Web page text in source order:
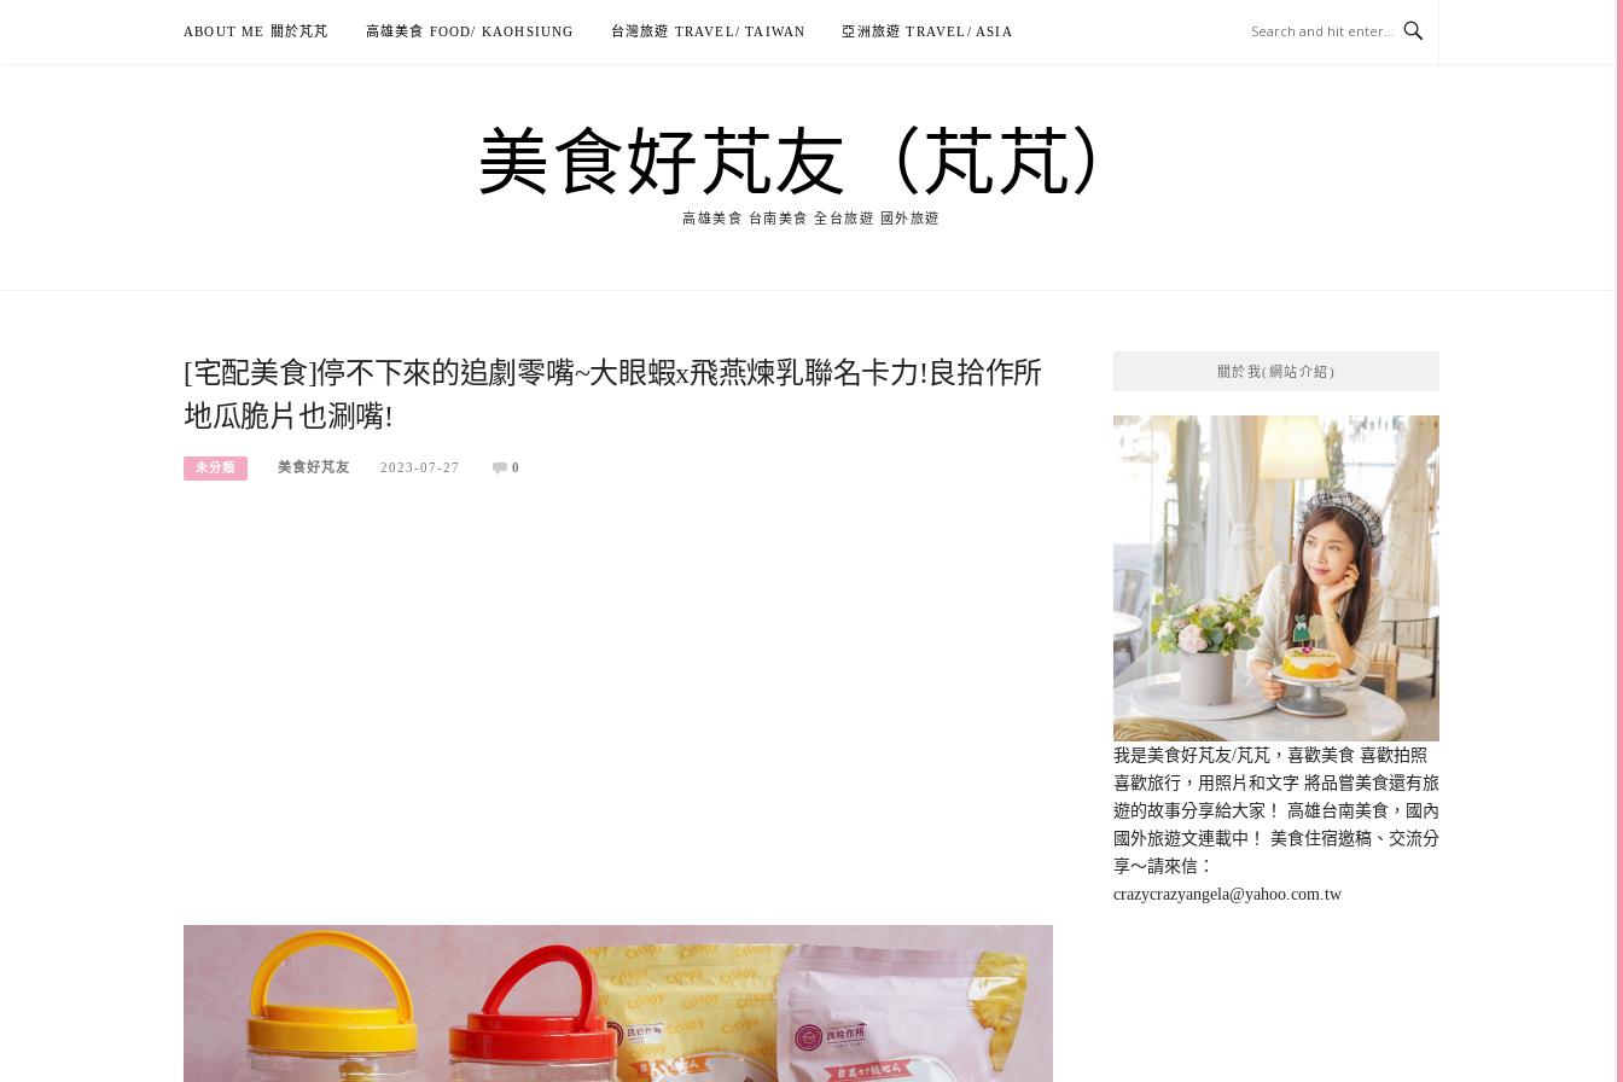
ABOUT ME 關於芃芃 高雄美食 FOOD/ KAOHSIUNG 台灣旅遊 TRAVEL/ TAIWAN 亞洲旅遊 TRAVEL/ ASIA
美食好芃友（芃芃）
高雄美食 台南美食 全台旅遊 國外旅遊
[宅配美食]停不下來的追劇零嘴~大眼蝦x飛燕煉乳聯名卡力!良拾作所
地瓜脆片也涮嘴!
未分類 美食好芃友 2023-07-27 0
關於我(網站介紹)
我是美食好芃友/芃芃，喜歡美食 喜歡拍照
喜歡旅行，用照片和文字 將品嘗美食還有旅
遊的故事分享給大家！ 高雄台南美食，國內
國外旅遊文連載中！ 美食住宿邀稿、交流分
享～請來信：
crazycrazyangela@yahoo.com.tw